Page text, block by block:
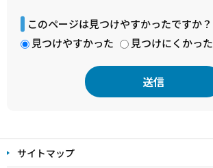
このページは見つけやすかったですか？
見つけやすかった
見つけにくかった
文
こ サイトマップ